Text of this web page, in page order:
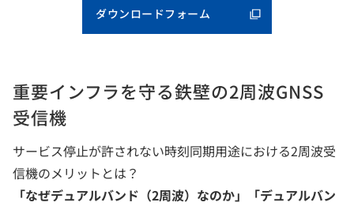
ダウンロードフォーム
重要インフラを守る鉄壁の2周波GNSS
受信機
サービス停止が許されない時刻同期用途における2周波受
信機のメリットとは？
「なぜデュアルバンド（2周波）なのか」「デュアルバン